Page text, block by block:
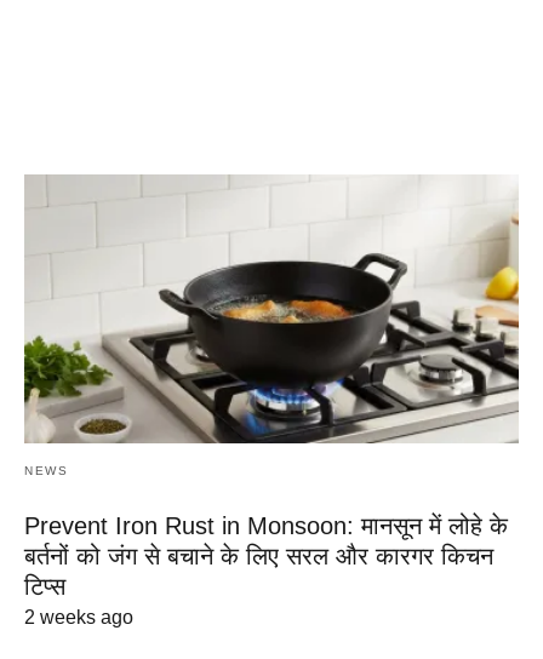
NEWS
Prevent Iron Rust in Monsoon: मानसून में लोहे के
बर्तनों को जंग से बचाने के लिए सरल और कारगर किचन
टिप्स
2 weeks ago